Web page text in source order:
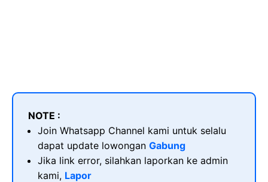
NOTE :
Join Whatsapp Channel kami untuk selalu
dapat update lowongan Gabung
Jika link error, silahkan laporkan ke admin
kami, Lapor